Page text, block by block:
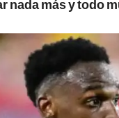
nada más y todo